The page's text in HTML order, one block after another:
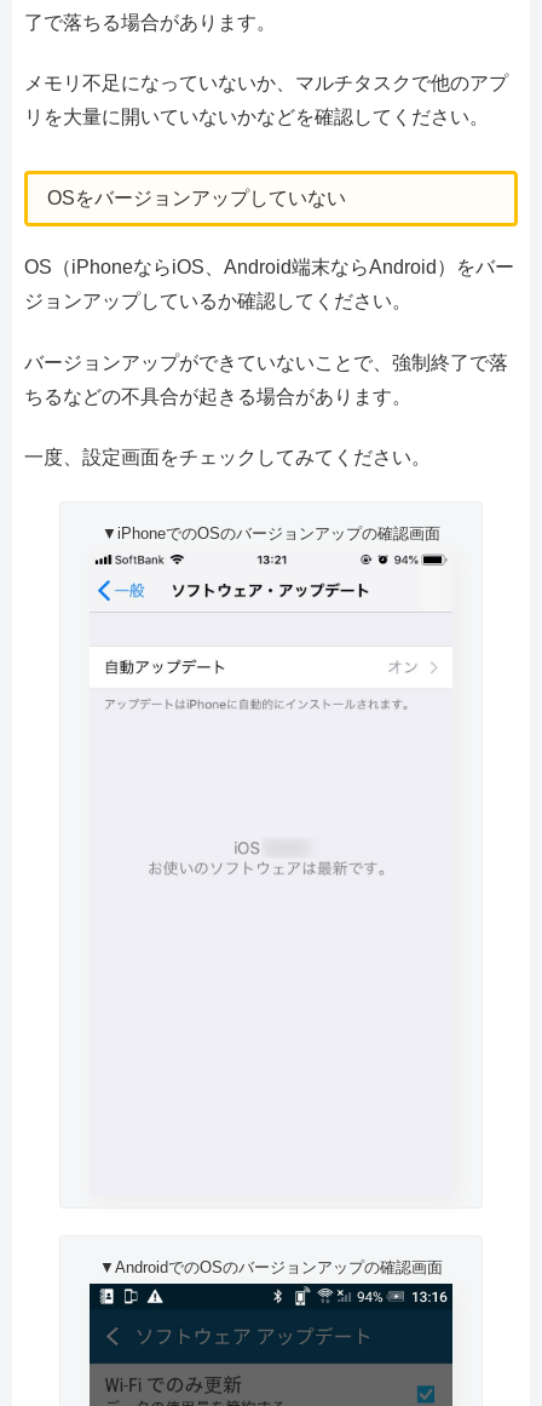
了で落ちる場合があります。
メモリ不足になっていないか、マルチタスクで他のアプ
リを大量に開いていないかなどを確認してください。
OSをバージョンアップしていない
OS（iPhoneならiOS、Android端末ならAndroid）をバー
ジョンアップしているか確認してください。
バージョンアップができていないことで、強制終了で落
ちるなどの不具合が起きる場合があります。
一度、設定画面をチェックしてみてください。
▼iPhoneでのOSのバージョンアップの確認画面
▼AndroidでのOSのバージョンアップの確認画面